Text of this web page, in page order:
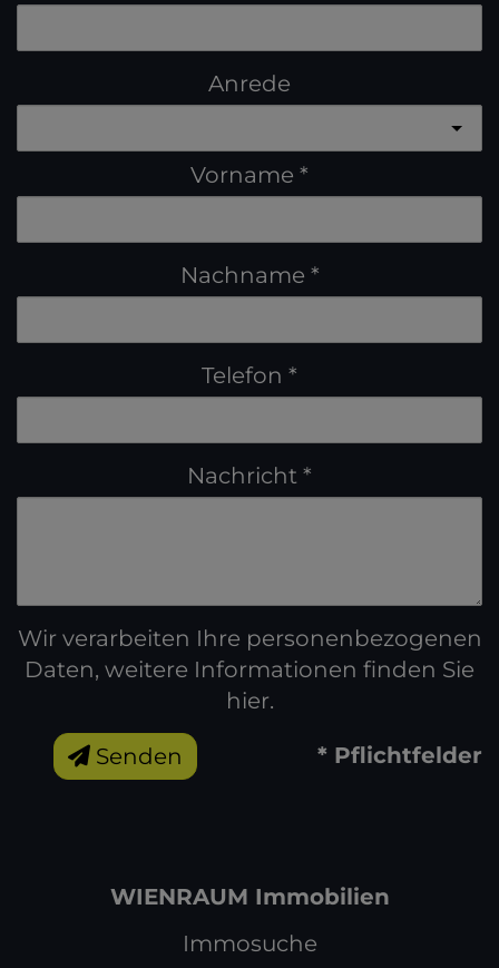
Anrede
Vorname
Nachname
Telefon
Nachricht
Wir verarbeiten Ihre personenbezogenen
Daten, weitere Informationen finden Sie
hier.
Senden * Pflichtfelder
WIENRAUM Immobilien
Immosuche